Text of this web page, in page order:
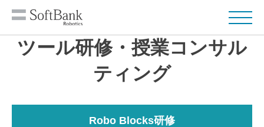
ツール研修・授業コンサル
ティング
Robo Blocks研修